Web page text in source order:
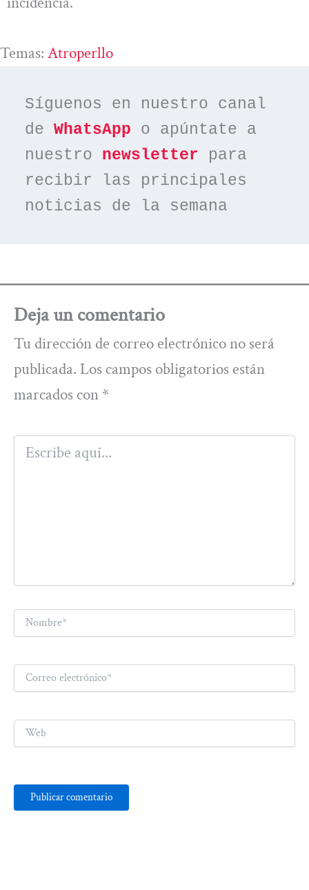
Temas: Atroperllo
Síguenos en nuestro canal
de WhatsApp o apúntate a
nuestro newsletter para
recibir las principales
noticias de la semana
Deja un comentario
Tu dirección de correo electrónico no será
publicada. Los campos obligatorios están
marcados con *
Escribe
aquí...
Nombre*
Correo
electrónico*
Web